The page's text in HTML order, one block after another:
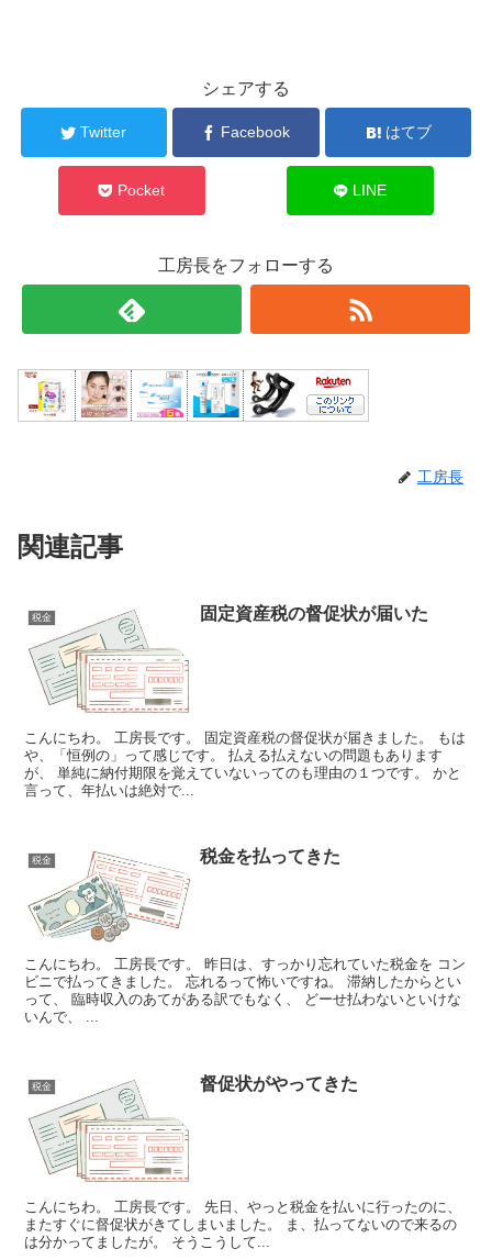
シェアする
Twitter Facebook はてブ
Pocket LINE
工房長をフォローする
工房長
関連記事
税金 固定資産税の督促状が届いた
こんにちわ。 工房長です。 固定資産税の督促状が届きました。 もは
や、「恒例の」って感じです。 払える払えないの問題もあります
が、 単純に納付期限を覚えていないってのも理由の１つです。 かと
言って、年払いは絶対で...
税金 税金を払ってきた
こんにちわ。 工房長です。 昨日は、すっかり忘れていた税金を コン
ビニで払ってきました。 忘れるって怖いですね。 滞納したからとい
って、 臨時収入のあてがある訳でもなく、 どーせ払わないといけな
いんで、 ...
税金 督促状がやってきた
こんにちわ。 工房長です。 先日、やっと税金を払いに行ったのに、
またすぐに督促状がきてしまいました。 ま、払ってないので来るの
は分かってましたが。 そうこうして...